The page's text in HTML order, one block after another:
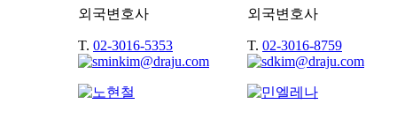
외국변호사
T. 02-3016-5353
외국변호사
T. 02-3016-8759